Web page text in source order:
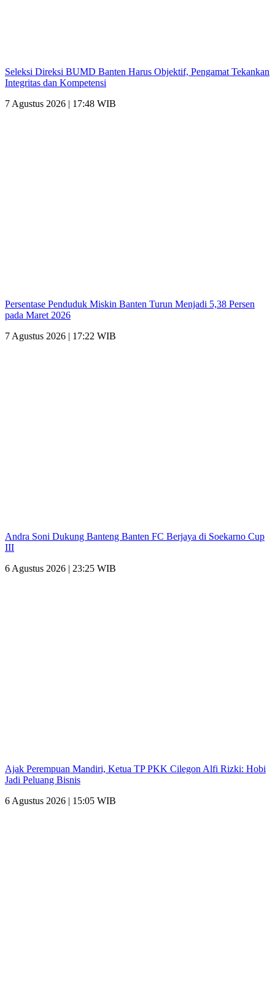
Seleksi Direksi BUMD Banten Harus Objektif, Pengamat Tekankan
Integritas dan Kompetensi
7 Agustus 2026 | 17:48 WIB
Persentase Penduduk Miskin Banten Turun Menjadi 5,38 Persen
pada Maret 2026
7 Agustus 2026 | 17:22 WIB
Andra Soni Dukung Banteng Banten FC Berjaya di Soekarno Cup
III
6 Agustus 2026 | 23:25 WIB
Ajak Perempuan Mandiri, Ketua TP PKK Cilegon Alfi Rizki: Hobi
Jadi Peluang Bisnis
6 Agustus 2026 | 15:05 WIB